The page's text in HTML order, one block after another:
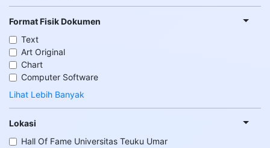
Format Fisik Dokumen
Text
Art Original
Chart
Computer Software
Lihat Lebih Banyak
Lokasi
Hall Of Fame Universitas Teuku Umar